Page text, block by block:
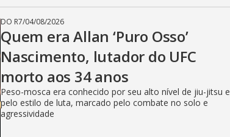
DO R7/04/08/2026
Quem era Allan ‘Puro Osso’
Nascimento, lutador do UFC
morto aos 34 anos
Peso-mosca era conhecido por seu alto nível de jiu-jitsu e
pelo estilo de luta, marcado pelo combate no solo e
agressividade